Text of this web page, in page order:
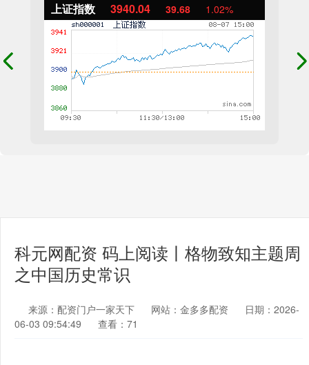
上证指数 3940.04 39.68 1.02%
科元网配资 码上阅读丨格物致知主题周
之中国历史常识
来源：配资门户一家天下 网站：金多多配资
日期：2026-
06-03 09:54:49
查看：71